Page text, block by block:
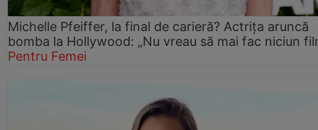
Michelle Pfeiffer, la final de carieră? Actrița aruncă
bomba la Hollywood: „Nu vreau să mai fac niciun
Pentru Femei